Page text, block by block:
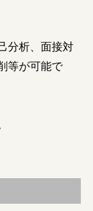
分析、面接対
等が可能で